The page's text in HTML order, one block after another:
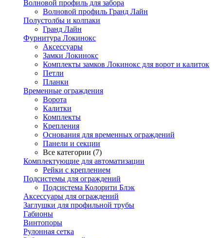
Волновой профиль для забора
Волновой профиль Гранд Лайн
Полустолбы и колпаки
Гранд Лайн
Фурнитура Локинокс
Аксессуары
Замки Локинокс
Комплекты замков Локинокс для ворот и калиток
Петли
Планки
Временные ограждения
Ворота
Калитки
Комплекты
Крепления
Основания для временных ограждений
Панели и секции
Все категории (7)
Комплектующие для автоматизации
Рейки с креплением
Подсистемы для ограждений
Подсистема Колорити Блэк
Аксессуары для ограждений
Заглушки для профильной трубы
Габионы
Винтопоры
Рулонная сетка